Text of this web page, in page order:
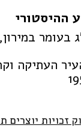
ההיסטורי
במירון, 1935
העתיקה